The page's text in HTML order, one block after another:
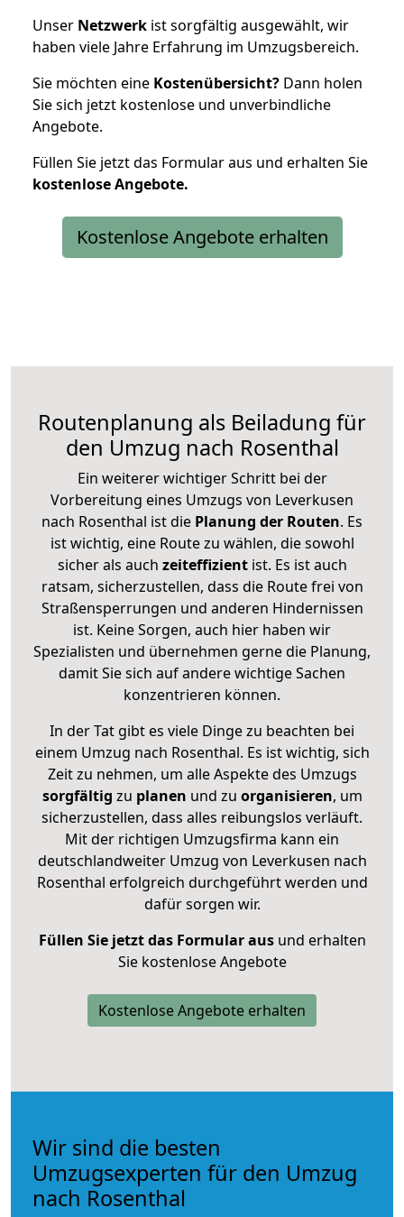
Unser Netzwerk ist sorgfältig ausgewählt, wir
haben viele Jahre Erfahrung im Umzugsbereich.
Sie möchten eine Kostenübersicht? Dann holen
Sie sich jetzt kostenlose und unverbindliche
Angebote.
Füllen Sie jetzt das Formular aus und erhalten Sie
kostenloseAngebote.
Kostenlose Angebote erhalten
Routenplanung als Beiladung für
den Umzug nach Rosenthal
Ein weiterer wichtiger Schritt bei der
Vorbereitung eines Umzugs von Leverkusen
nach Rosenthal ist die Planung der Routen. Es
ist wichtig, eine Route zu wählen, die sowohl
sicher als auch zeiteffizientist. Es ist auch
ratsam, sicherzustellen, dass die Route frei von
Straßensperrungen und anderen Hindernissen
ist. Keine Sorgen, auch hier haben wir
Spezialisten und übernehmen gerne die Planung,
damit Sie sich auf andere wichtige Sachen
konzentrieren können.
In der Tat gibt es viele Dinge zu beachten bei
einem Umzug nach Rosenthal. Es ist wichtig, sich
Zeit zu nehmen, um alle Aspekte des Umzugs
sorgfältig zu planen und zu organisieren, um
sicherzustellen, dass alles reibungslos verläuft.
Mit der richtigen Umzugsfirma kann ein
deutschlandweiter Umzug von Leverkusen nach
Rosenthal erfolgreich durchgeführt werden und
dafür sorgen wir.
Füllen Sie jetzt das Formular ausund erhalten
Sie kostenlose Angebote
Kostenlose Angebote erhalten
Wir sind die besten
Umzugsexperten für den Umzug
nach Rosenthal